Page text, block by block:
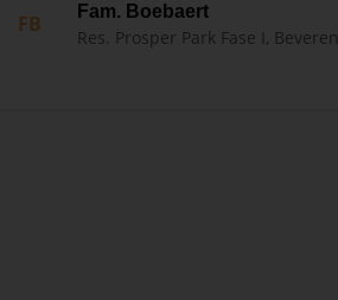
FB Fam. Boebaert
Res. Prosper Park Fase I, Beveren